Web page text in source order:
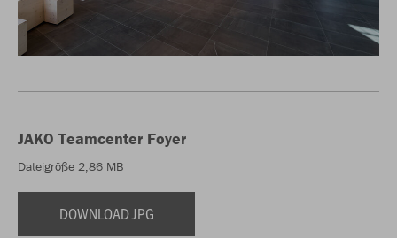
JAKO Teamcenter Foyer
Dateigröße 2,86 MB
DOWNLOAD JPG